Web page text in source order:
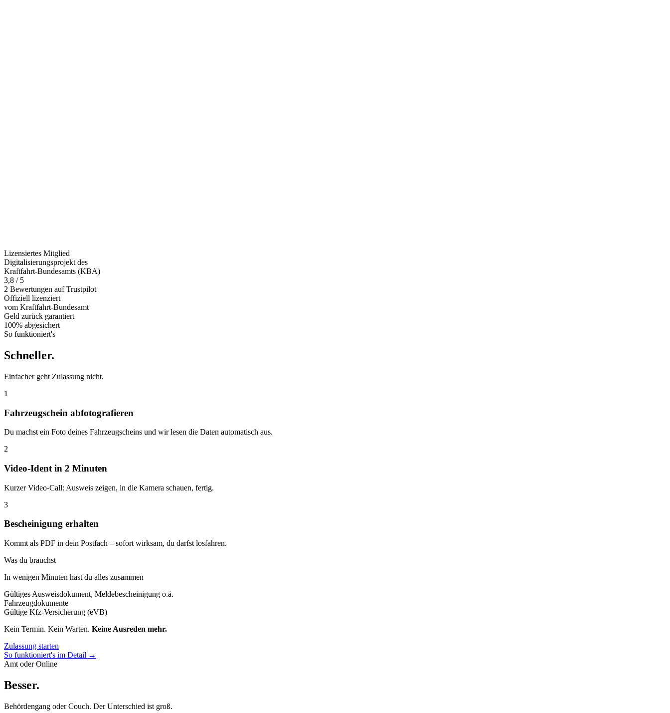
Lizensiertes Mitglied
Digitalisierungsprojekt des
Kraftfahrt-Bundesamts (KBA)
3,8 / 5
2 Bewertungen auf Trustpilot
Offiziell lizenziert
vom Kraftfahrt-Bundesamt
Geld zurück garantiert
100% abgesichert
So funktioniert's
Schneller.
Einfacher geht Zulassung nicht.
1
Fahrzeugschein abfotografieren
Du machst ein Foto deines Fahrzeugscheins und wir lesen die Daten automatisch aus.
2
Video-Ident in 2 Minuten
Kurzer Video-Call: Ausweis zeigen, in die Kamera schauen, fertig.
3
Bescheinigung erhalten
Kommt als PDF in dein Postfach – sofort wirksam, du darfst losfahren.
Was du brauchst
In wenigen Minuten hast du alles zusammen
Gültiges Ausweisdokument, Meldebescheinigung o.ä.
Fahrzeugdokumente
Gültige Kfz-Versicherung (eVB)
Kein Termin. Kein Warten. Keine Ausreden mehr.
Zulassung starten
So funktioniert's im Detail →
Amt oder Online
Besser.
Behördengang oder Couch. Der Unterschied ist groß.